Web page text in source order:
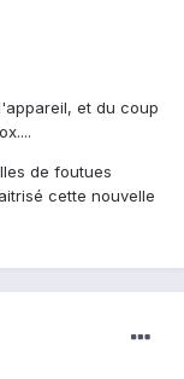
et du coup
de foutues
cette nouvelle